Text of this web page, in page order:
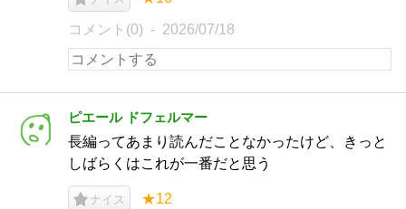
コメント(0) 2026/07/18
ピエール ドフェルマー
長編ってあまり読んだことなかったけど、きっと
しばらくはこれが一番だと思う
ナイス ★12